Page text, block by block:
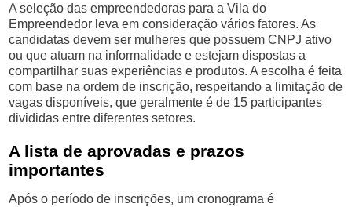
A seleção das empreendedoras para a Vila do
Empreendedor leva em consideração vários fatores. As
candidatas devem ser mulheres que possuem CNPJ ativo
ou que atuam na informalidade e estejam dispostas a
compartilhar suas experiências e produtos. A escolha é feita
com base na ordem de inscrição, respeitando a limitação de
vagas disponíveis, que geralmente é de 15 participantes
divididas entre diferentes setores.
A lista de aprovadas e prazos
importantes
Após o período de inscrições, um cronograma é